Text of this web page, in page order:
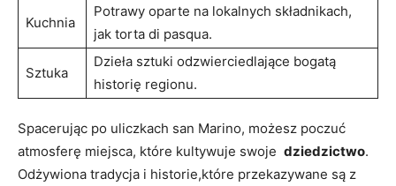
Kuchnia
Potrawy oparte na lokalnych⁢ składnikach,
jak‍ torta di pasqua.
Sztuka
Dzieła sztuki odzwierciedlające ‍bogatą
historię regionu.
Spacerując po uliczkach⁣ san⁣ Marino,⁢ możesz poczuć
atmosferę miejsca, które kultywuje swoje ​ dziedzictwo.
Odżywiona tradycja i historie,które przekazywane‍ są z